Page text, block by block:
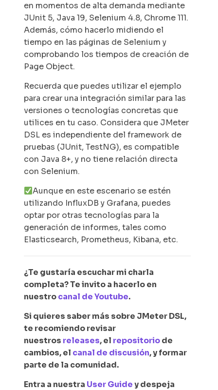
en momentos de alta demanda mediante
JUnit 5, Java 19, Selenium 4.8, Chrome 111.
Además, cómo hacerlo midiendo el
tiempo en las páginas de Selenium y
comprobando los tiempos de creación de
Page Object.
Recuerda que puedes utilizar el ejemplo
para crear una integración similar para las
versiones o tecnologías concretas que
utilices en tu caso. Considera que JMeter
DSL es independiente del framework de
pruebas (JUnit, TestNG), es compatible
con Java 8+, y no tiene relación directa
con Selenium.
Aunque en este escenario se estén
utilizando InfluxDB y Grafana, puedes
optar por otras tecnologías para la
generación de informes, tales como
Elasticsearch, Prometheus, Kibana, etc.
¿Te gustaría escuchar mi charla
completa? Te invito a hacerlo en
nuestrocanal de Youtube.
Si quieres saber más sobre JMeter DSL,
te recomiendo revisar
nuestros releases, el repositoriode
cambios, el canal de discusión, y formar
parte de la comunidad.
Entra a nuestra User Guidey despeja